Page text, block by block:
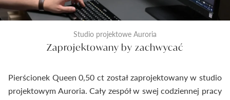
Studio projektowe Auroria
Zaprojektowany by zachwycać
Pierścionek Queen 0,50 ct został zaprojektowany w studio
projektowym Auroria. Cały zespół w swej codziennej pracy